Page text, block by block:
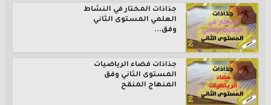
جذاذات المختار في النشاط
العلمي المستوى الثاني
وفق...
جذاذات فضاء الرياضيات
المستوى الثاني وفق
المنهاج المنقح